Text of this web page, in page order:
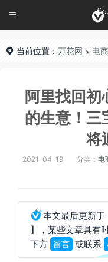

 当前位置： 万花网 > 电
阿里找回初
的生意！三
将
2021-04-19 分类： 电
本文最后更新于
】
，某些文章具有
下方 留言 或联系